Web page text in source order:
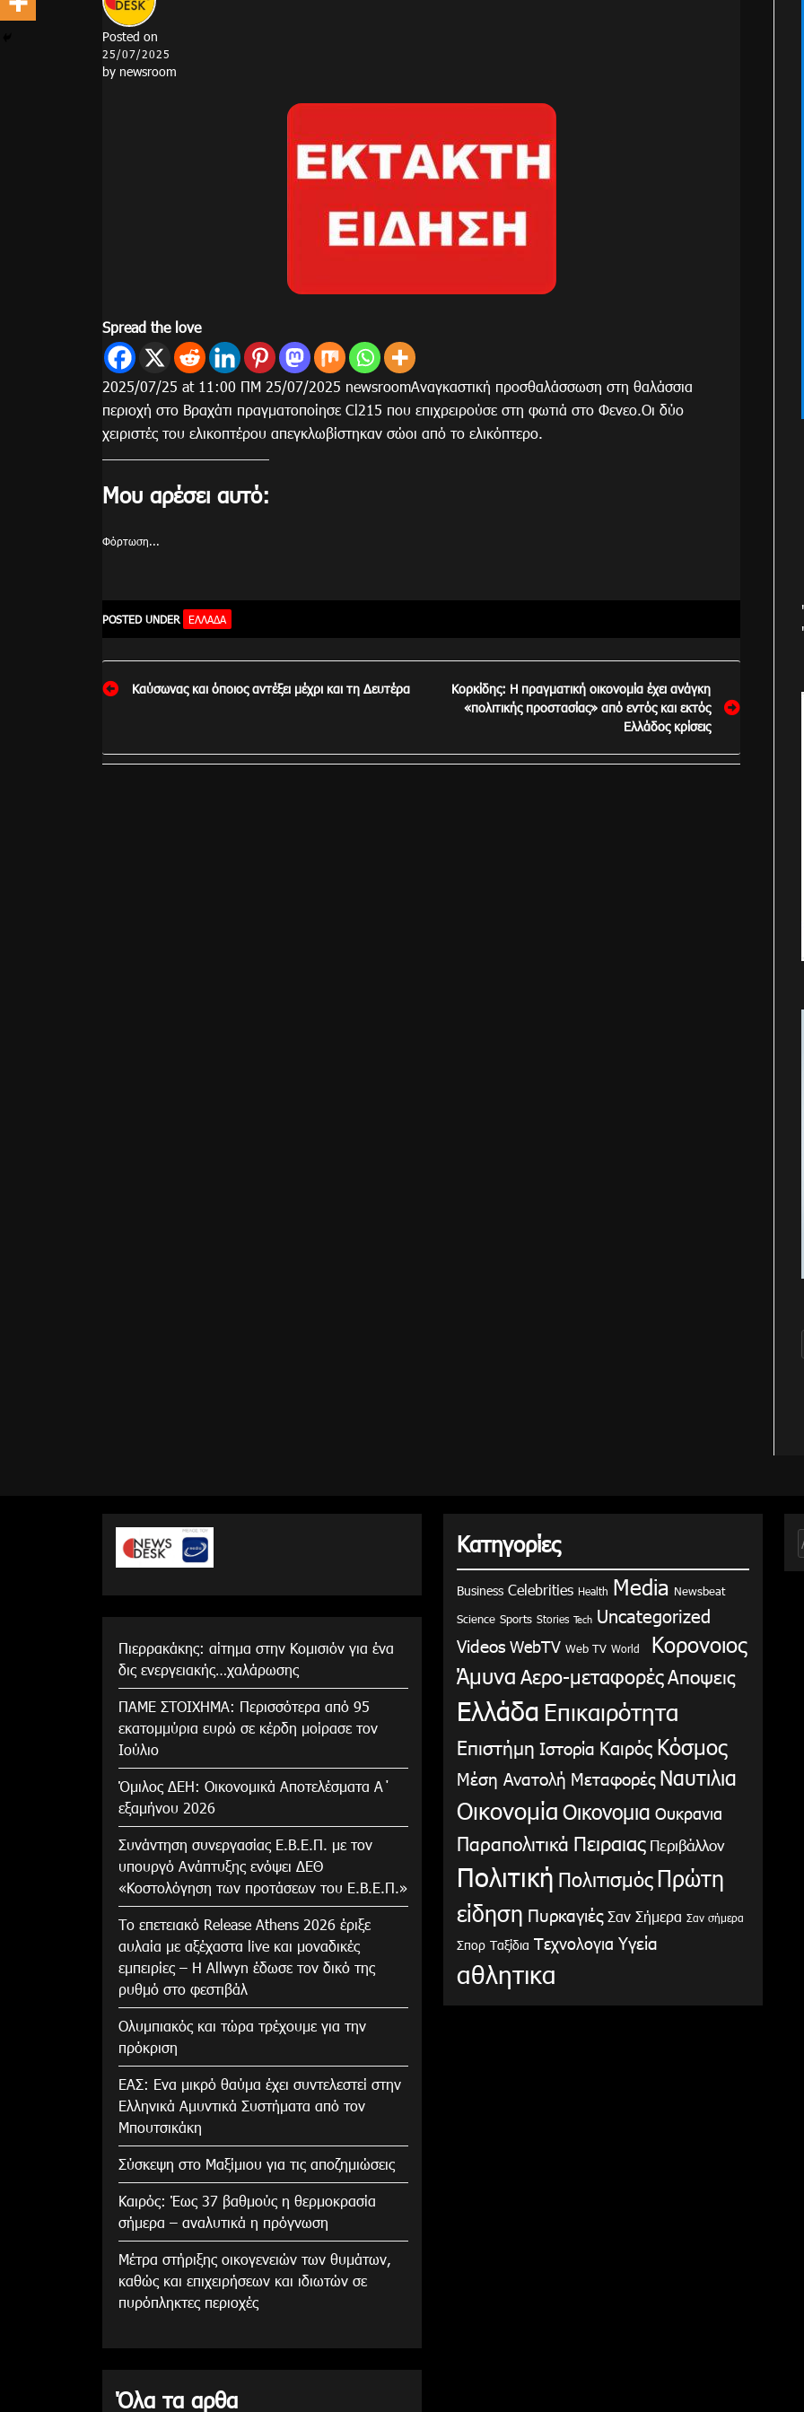
Posted on
25/07/2025
by newsroom
Spread the love
2025/07/25 at 11:00 ΠΜ 25/07/2025 newsroomΑναγκαστική προσθαλάσσωση στη θαλάσσια
περιοχή στο Βραχάτι πραγματοποίησε Cl215 που επιχρειρούσε στη φωτιά στο Φενεο.Οι δύο
χειριστές του ελικοπτέρου απεγκλωβίστηκαν σώοι από το ελικόπτερο.
Μου αρέσει αυτό:
Φόρτωση...
POSTED UNDER ΕΛΛΆΔΑ
Πλοήγηση
Καύσωνας και όποιος αντέξει μέχρι και τη Δευτέρα
Κορκίδης: Η πραγματική οικονομία έχει ανάγκη
«πολιτικής προστασίας» από εντός και εκτός
Ελλάδος κρίσεις
Πιερρακάκης: αίτημα στην Κομισιόν για ένα
δις ενεργειακής…χαλάρωσης
ΠΑΜΕ ΣΤΟΙΧΗΜΑ: Περισσότερα από 95
εκατομμύρια ευρώ σε κέρδη μοίρασε τον
Ιούλιο
Όμιλος ΔΕΗ: Οικονομικά Αποτελέσματα Α΄
εξαμήνου 2026
Συνάντηση συνεργασίας Ε.Β.Ε.Π. με τον
υπουργό Ανάπτυξης ενόψει ΔΕΘ
«Κοστολόγηση των προτάσεων του Ε.Β.Ε.Π.»
Το επετειακό Release Athens 2026 έριξε
αυλαία με αξέχαστα live και μοναδικές
εμπειρίες – Η Allwyn έδωσε τον δικό της
ρυθμό στο φεστιβάλ
Ολυμπιακός και τώρα τρέχουμε για την
πρόκριση
ΕΑΣ: Ενα μικρό θαύμα έχει συντελεστεί στην
Ελληνικά Αμυντικά Συστήματα από τον
Μπουτσικάκη
Σύσκεψη στο Μαξίμιου για τις αποζημιώσεις
Καιρός: Έως 37 βαθμούς η θερμοκρασία
σήμερα – αναλυτικά η πρόγνωση
Μέτρα στήριξης οικογενειών των θυμάτων,
καθώς και επιχειρήσεων και ιδιωτών σε
πυρόπληκτες περιοχές
Όλα τα αρθα
Κατηγορίες
Business Celebrities Health Media Newsbeat
Science Sports Stories Tech Uncategorized
Videos WebTV Web TV World
Κορονοιος
Άμυνα Αερο-μεταφορέςΑποψεις
Ελλάδα Επικαιρότητα
Επιστήμη Ιστορία Καιρός Κόσμος
Μέση Ανατολή Μεταφορές Ναυτιλια
Οικονομία Οικονομια Ουκρανια
Παραπολιτικά Πειραιας Περιβάλλον
Πολιτική Πολιτισμός Πρώτη
είδηση Πυρκαγιές Σαν Σήμερα Σαν σήμερα
Σπορ Ταξίδια Τεχνολογια Υγεία
αθλητικα